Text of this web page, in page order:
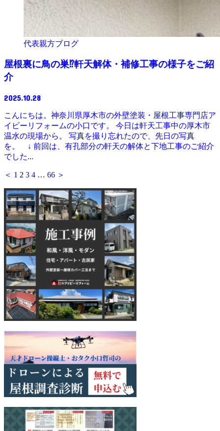
代表親方ブログ
屋根裏に鳥の巣⁉軒天解体・補修工事の様子をご紹
介
2025.10.28
こんにちは。神奈川県厚木市の外壁塗装・屋根工事専門店ア
イビーリフォームの小口です。 今日は軒天工事中の厚木市
温水の現場から。 写真を撮り忘れたので、先日の写真
を。 ↓ 前回は、有孔部分の軒天の解体と下地工事のご紹介
でした...
＜ 1 2 3 4 … 66 ＞